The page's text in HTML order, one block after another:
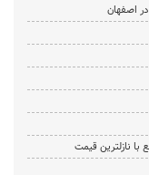
اصفهان
نازلترین قیمت